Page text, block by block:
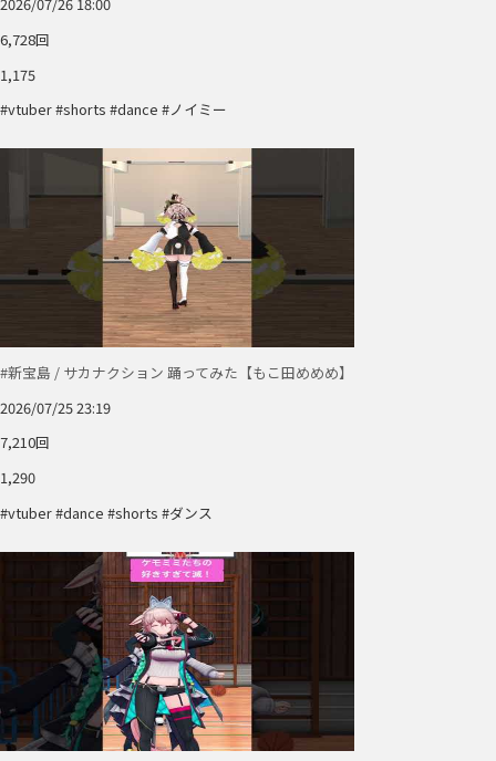
6,728回
1,175
#vtuber #shorts #dance #ノイミー
#新宝島 / サカナクション 踊ってみた【もこ田めめめ】
2026/07/25 23:19
7,210回
1,290
#vtuber #dance #shorts #ダンス